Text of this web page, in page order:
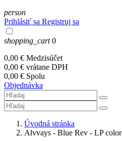
person
Prihlásiť sa Registruj sa
shopping_cart 0
0,00 € Medzisúčet
0,00 € vrátane DPH
0,00 € Spolu
Objednávka
Úvodná stránka
Alvvays - Blue Rev - LP color